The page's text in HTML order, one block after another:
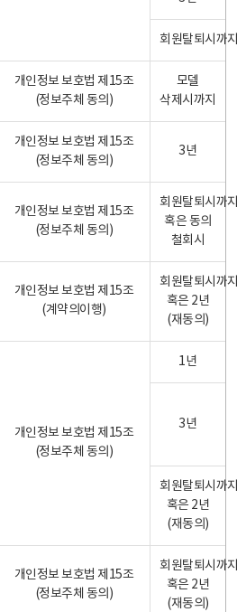
회원탈퇴시까
개인정보 보호법 제15조
(정보주체 동의)
모델
삭제시까지
개인정보 보호법 제15조
(정보주체 동의)
3년
개인정보 보호법 제15조
(정보주체 동의)
회원탈퇴시까
혹은 동의
철회시
개인정보 보호법 제15조
(계약의이행)
회원탈퇴시까
혹은 2년
(재동의)
개인정보 보호법 제15조
(정보주체 동의)
1년
3년
회원탈퇴시까
혹은 2년
(재동의)
개인정보 보호법 제15조
(정보주체 동의)
회원탈퇴시까
혹은 2년
(재동의)